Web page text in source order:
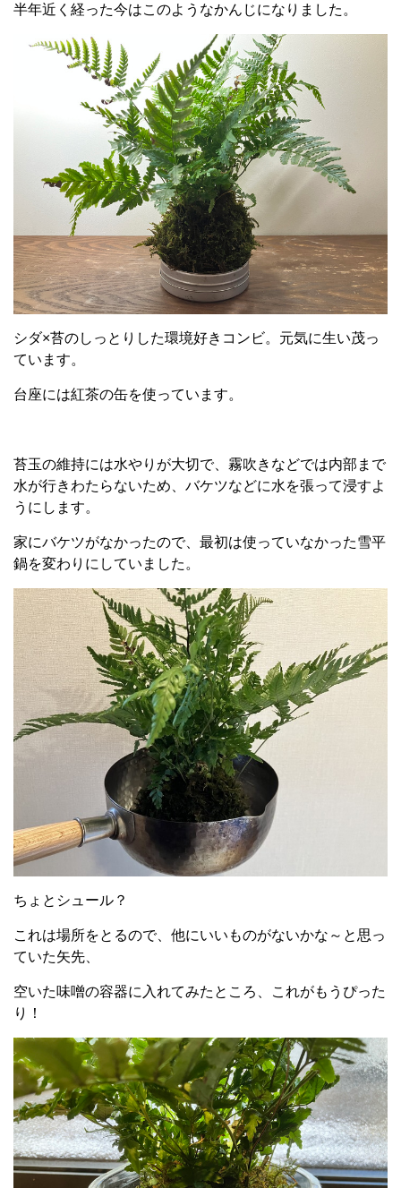
半年近く経った今はこのようなかんじになりました。
シダ×苔のしっとりした環境好きコンビ。元気に生い茂っ
ています。
台座には紅茶の缶を使っています。
苔玉の維持には水やりが大切で、霧吹きなどでは内部まで
水が行きわたらないため、バケツなどに水を張って浸すよ
うにします。
家にバケツがなかったので、最初は使っていなかった雪平
鍋を変わりにしていました。
ちょとシュール？
これは場所をとるので、他にいいものがないかな～と思っ
ていた矢先、
空いた味噌の容器に入れてみたところ、これがもうぴった
り！